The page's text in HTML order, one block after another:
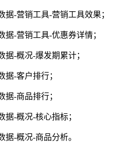
据-营销工具-营销工具效果；
-营销工具-优惠券详情；
据-概况-爆发期累计；
据-客户排行；
据-商品排行；
据-概况-核心指标；
据-概况-商品分析。